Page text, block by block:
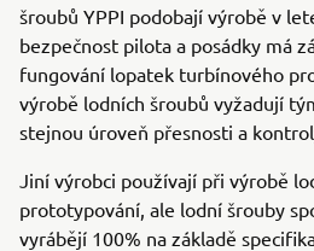
šroubů YPPI podobají výrobě v
bezpečnost pilota a posádky má
fungování lopatek turbínového
výrobě lodních šroubů vyžadují
stejnou úroveň přesnosti a
Jiní výrobci používají při výrobě
prototypování, ale lodní šrouby
vyrábějí 100% na základě